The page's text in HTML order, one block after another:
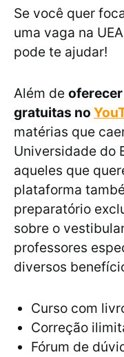
Se você quer
uma vaga na
pode te ajudar!
Além de
gratuitas no
matérias que
Universidade do
aqueles que
plataforma
preparatório
sobre o
professores
diversos
Curso com
Correção
Fórum de